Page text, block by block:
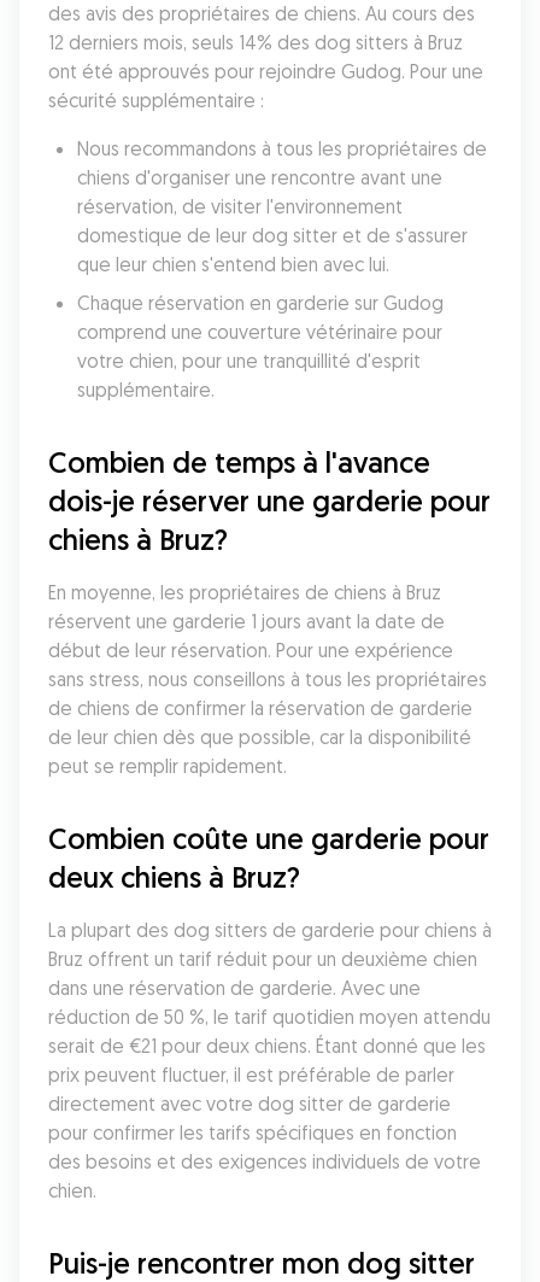
des avis des propriétaires de chiens. Au cours des
12 derniers mois, seuls 14% des dog sitters à Bruz
ont été approuvés pour rejoindre Gudog. Pour une
sécurité supplémentaire :
Nous recommandons à tous les propriétaires de
chiens d'organiser une rencontre avant une
réservation, de visiter l'environnement
domestique de leur dog sitter et de s'assurer
que leur chien s'entend bien avec lui.
Chaque réservation en garderie sur Gudog
comprend une couverture vétérinaire pour
votre chien, pour une tranquillité d'esprit
supplémentaire.
Combien de temps à l'avance
dois-je réserver une garderie pour
chiens à Bruz?
En moyenne, les propriétaires de chiens à Bruz
réservent une garderie 1 jours avant la date de
début de leur réservation. Pour une expérience
sans stress, nous conseillons à tous les propriétaires
de chiens de confirmer la réservation de garderie
de leur chien dès que possible, car la disponibilité
peut se remplir rapidement.
Combien coûte une garderie pour
deux chiens à Bruz?
La plupart des dog sitters de garderie pour chiens à
Bruz offrent un tarif réduit pour un deuxième chien
dans une réservation de garderie. Avec une
réduction de 50 %, le tarif quotidien moyen attendu
serait de €21 pour deux chiens. Étant donné que les
prix peuvent fluctuer, il est préférable de parler
directement avec votre dog sitter de garderie
pour confirmer les tarifs spécifiques en fonction
des besoins et des exigences individuels de votre
chien.
Puis-je rencontrer mon dog sitter